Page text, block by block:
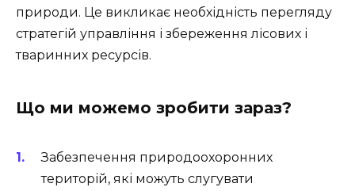
природи. Це викликає необхідність перегляду
стратегій управління і збереження лісових і
тваринних ресурсів.
Що ми можемо зробити зараз?
Забезпечення природоохоронних
територій, які можуть слугувати